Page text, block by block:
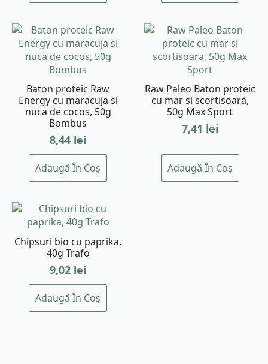
Baton proteic Raw
Energy cu maracuja si
nuca de cocos, 50g
Bombus
8,44 lei
Adaugă În Coș
Raw Paleo Baton proteic
cu mar si scortisoara,
50g Max Sport
7,41 lei
Adaugă În Coș
Chipsuri bio cu paprika,
40g Trafo
9,02 lei
Adaugă În Coș